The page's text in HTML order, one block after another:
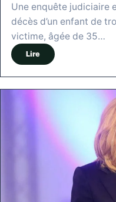
Une enquête judiciaire
décès d’un enfant de
victime, âgée de 35…
Lire